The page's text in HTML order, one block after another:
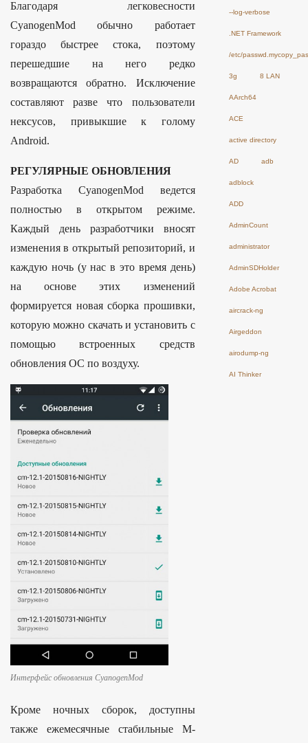
Благодаря легковесности
CyanogenMod обычно работает
гораздо быстрее стока, поэтому
перешедшие на него редко
возвращаются обратно. Исключение
составляют разве что пользователи
нексусов, привыкшие к голому
Android.
РЕГУЛЯРНЫЕ ОБНОВЛЕНИЯ
Разработка CyanogenMod ведется
полностью в открытом режиме.
Каждый день разработчики вносят
изменения в открытый репозиторий, и
каждую ночь (у нас в это время день)
на основе этих изменений
формируется новая сборка прошивки,
которую можно скачать и установить с
помощью встроенных средств
обновления ОС по воздуху.
Интерфейс обновления CyanogenMod
Кроме ночных сборок, доступны
также ежемесячные стабильные M-
--log-verbose
.NET Framework
/etc/
3g 8 LAN
AArch64
ACE
active directory
AD adb
adblock
ADD
AdminCount
administrator
AdminSDHolder
Adobe Acrobat
aircrack-ng
Airgeddon
airodump-ng
AI Thinker